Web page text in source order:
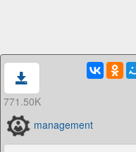
771.50K
management